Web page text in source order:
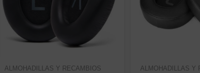
ALMOHADILLAS Y RECAMBIOS ALMOHADILLAS Y